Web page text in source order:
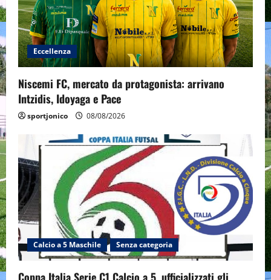
Eccellenza
Niscemi FC, mercato da protagonista: arrivano
Intzidis, Idoyaga e Pace
sportjonico 08/08/2026
Calcio a 5 Maschile Senza categoria